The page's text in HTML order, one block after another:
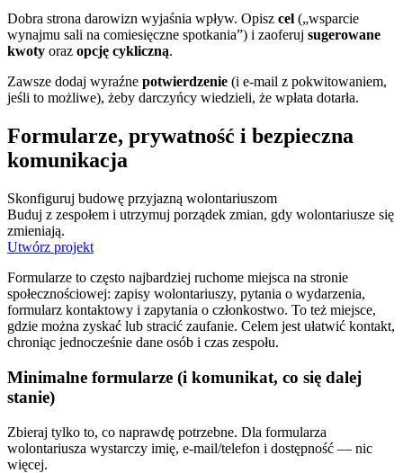
Dobra strona darowizn wyjaśnia wpływ. Opisz cel („wsparcie
wynajmu sali na comiesięczne spotkania”) i zaoferuj sugerowane
kwoty oraz opcję cykliczną.
Zawsze dodaj wyraźne potwierdzenie (i e-mail z pokwitowaniem,
jeśli to możliwe), żeby darczyńcy wiedzieli, że wpłata dotarła.
Formularze, prywatność i bezpieczna
komunikacja
Skonfiguruj budowę przyjazną wolontariuszom
Buduj z zespołem i utrzymuj porządek zmian, gdy wolontariusze się
zmieniają.
Utwórz projekt
Formularze to często najbardziej ruchome miejsca na stronie
społecznościowej: zapisy wolontariuszy, pytania o wydarzenia,
formularz kontaktowy i zapytania o członkostwo. To też miejsce,
gdzie można zyskać lub stracić zaufanie. Celem jest ułatwić kontakt,
chroniąc jednocześnie dane osób i czas zespołu.
Minimalne formularze (i komunikat, co się dalej
stanie)
Zbieraj tylko to, co naprawdę potrzebne. Dla formularza
wolontariusza wystarczy imię, e-mail/telefon i dostępność — nic
więcej.